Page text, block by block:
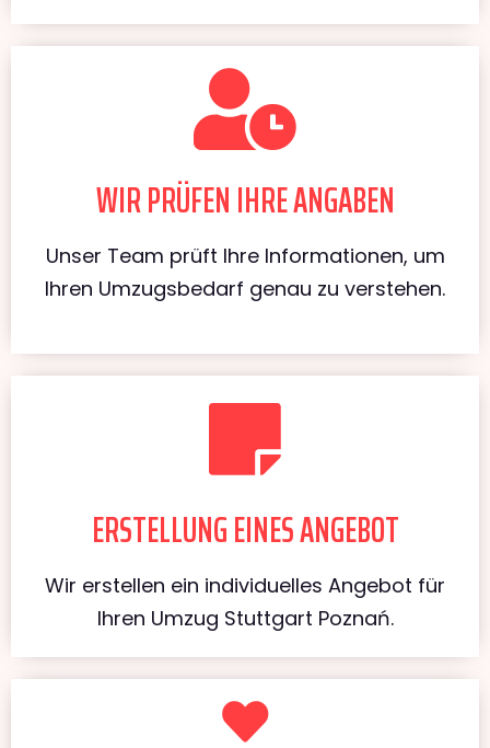
WIR PRÜFEN IHRE ANGABEN
Unser Team prüft Ihre Informationen, um
Ihren Umzugsbedarf genau zu verstehen.
ERSTELLUNG EINES ANGEBOT
Wir erstellen ein individuelles Angebot für
Ihren Umzug Stuttgart Poznań.